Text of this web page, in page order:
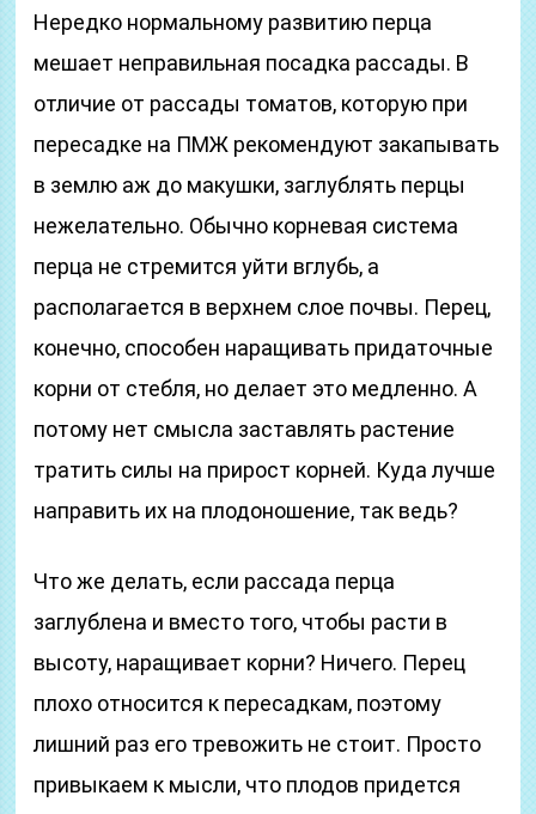
Нередко нормальному развитию перца
мешает неправильная посадка рассады. В
отличие от рассады томатов, которую при
пересадке на ПМЖ рекомендуют закапывать
в землю аж до макушки, заглублять перцы
нежелательно. Обычно корневая система
перца не стремится уйти вглубь, а
располагается в верхнем слое почвы. Перец,
конечно, способен наращивать придаточные
корни от стебля, но делает это медленно. А
потому нет смысла заставлять растение
тратить силы на прирост корней. Куда лучше
направить их на плодоношение, так ведь?
Что же делать, если рассада перца
заглублена и вместо того, чтобы расти в
высоту, наращивает корни? Ничего. Перец
плохо относится к пересадкам, поэтому
лишний раз его тревожить не стоит. Просто
привыкаем к мысли, что плодов придется